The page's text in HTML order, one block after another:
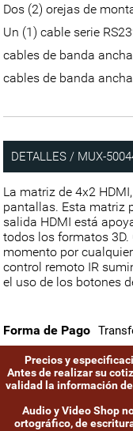
Dos (2) orejas de
Un (1) cable serie
cables de banda
cables de banda
DETALLES / MUX-
La matriz de 4x2
pantallas. Esta matriz
salida HDMI está
todos los formatos
momento por
control remoto IR
el uso de los botones
Forma de Pago
Precios y
Antes de realizar su
validad la información
Audio y Video Shop
ortográfico, de